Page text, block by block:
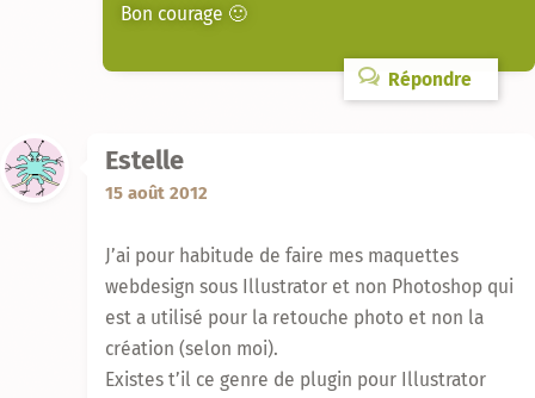
Bon courage 🙂
Répondre
Estelle
15 août 2012
J’ai pour habitude de faire mes maquettes
webdesign sous Illustrator et non Photoshop qui
est a utilisé pour la retouche photo et non la
création (selon moi).
Existes t’il ce genre de plugin pour Illustrator